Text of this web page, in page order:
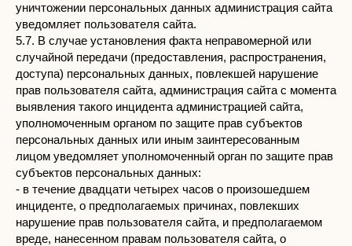
уничтожении персональных данных администрация сайта
уведомляет пользователя сайта.
5.7. В случае установления факта неправомерной или
случайной передачи (предоставления, распространения,
доступа) персональных данных, повлекшей нарушение
прав пользователя сайта, администрация сайта с момента
выявления такого инцидента администрацией сайта,
уполномоченным органом по защите прав субъектов
персональных данных или иным заинтересованным
лицом уведомляет уполномоченный орган по защите прав
субъектов персональных данных:
- в течение двадцати четырех часов о произошедшем
инциденте, о предполагаемых причинах, повлекших
нарушение прав пользователя сайта, и предполагаемом
вреде, нанесенном правам пользователя сайта, о